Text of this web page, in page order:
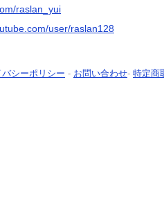
raslan_yui
user/raslan128
バシーポリシー - お問い合わせ- 特定商